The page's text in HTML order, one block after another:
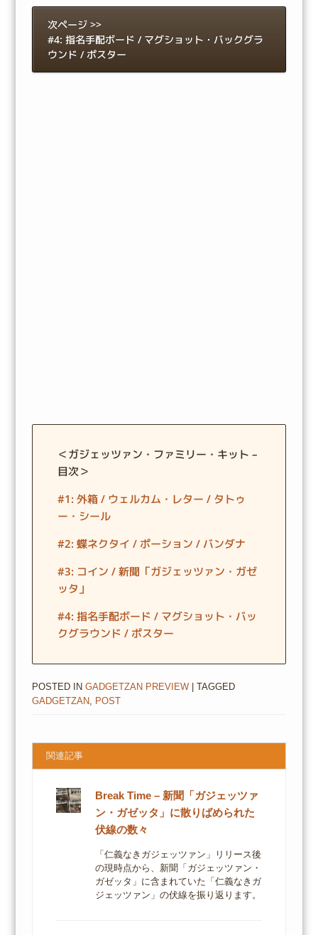
次ページ >>
#4: 指名手配ボード / マグショット・バックグラ
ウンド / ポスター
＜ガジェッツァン・ファミリー・キット –
目次＞
#1: 外箱 / ウェルカム・レター / タトゥ
ー・シール
#2: 蝶ネクタイ / ポーション / バンダナ
#3: コイン / 新聞「ガジェッツァン・ガゼ
ッタ」
#4: 指名手配ボード / マグショット・バッ
クグラウンド / ポスター
POSTED IN GADGETZAN PREVIEW
| TAGGED
GADGETZAN, POST
関連記事
Break Time – 新聞「ガジェッツァ
ン・ガゼッタ」に散りばめられた
伏線の数々
「仁義なきガジェッツァン」リリース後
の現時点から、新聞「ガジェッツァン・
ガゼッタ」に含まれていた「仁義なきガ
ジェッツァン」の伏線を振り返ります。